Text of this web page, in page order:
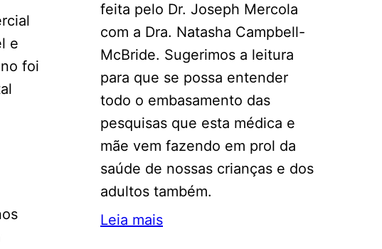
e
foi
feita pelo Dr. Joseph Mercola
com a Dra. Natasha Campbell-
McBride. Sugerimos a leitura
para que se possa entender
todo o embasamento das
pesquisas que esta médica e
mãe vem fazendo em prol da
saúde de nossas crianças e dos
adultos também.
Leia mais